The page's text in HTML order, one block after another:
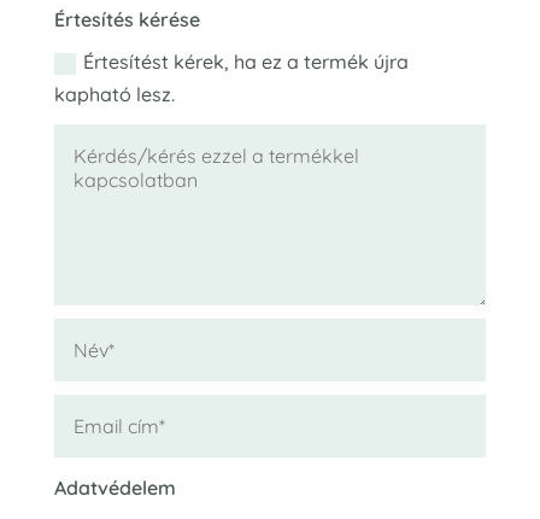
Értesítés kérése
Értesítést kérek, ha ez a termék újra
kapható lesz.
Adatvédelem